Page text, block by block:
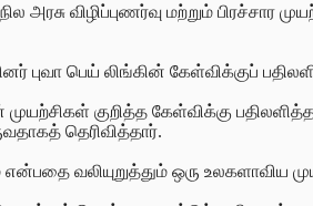
விழிப்புணர்வு மற்றும் பிரச்சார
புவா பெய் லிங்கின் கேள்விக்குப்
குறித்த கேள்விக்கு
தெரிவித்தார்.
வலியுறுத்தும் ஒரு உலகளாவிய